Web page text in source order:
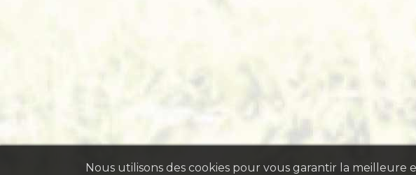
Nous utilisons des cookies pour vous garantir la